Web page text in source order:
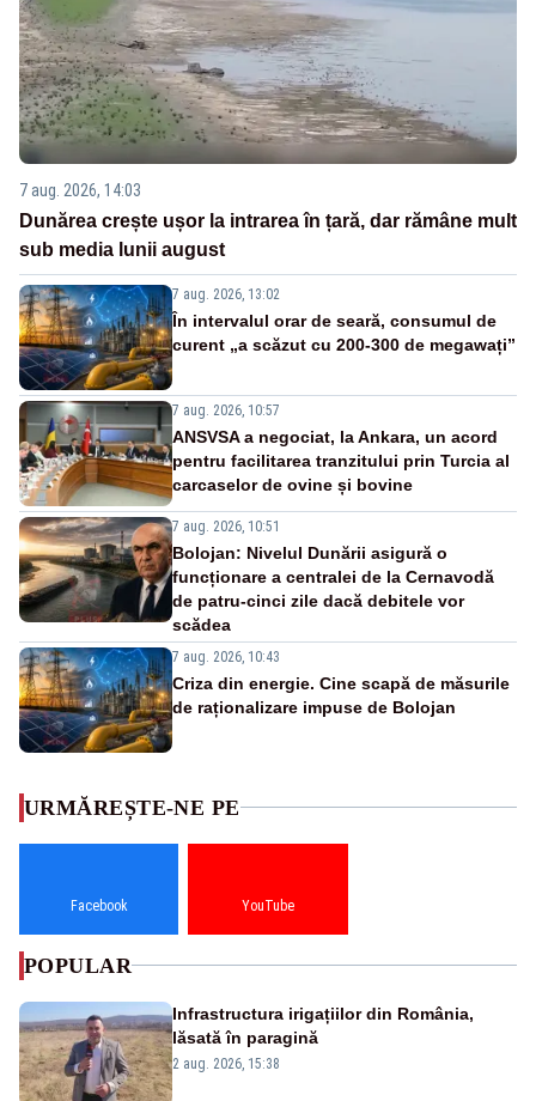
7 aug. 2026, 14:03
Dunărea crește ușor la intrarea în țară, dar rămâne mult
sub media lunii august
7 aug. 2026, 13:02
În intervalul orar de seară, consumul de
curent „a scăzut cu 200-300 de megawați”
7 aug. 2026, 10:57
ANSVSA a negociat, la Ankara, un acord
pentru facilitarea tranzitului prin Turcia al
carcaselor de ovine și bovine
7 aug. 2026, 10:51
Bolojan: Nivelul Dunării asigură o
funcționare a centralei de la Cernavodă
de patru-cinci zile dacă debitele vor
scădea
7 aug. 2026, 10:43
Criza din energie. Cine scapă de măsurile
de raționalizare impuse de Bolojan
URMĂREȘTE-NE PE
Facebook YouTube
POPULAR
Infrastructura irigațiilor din România,
lăsată în paragină
2 aug. 2026, 15:38